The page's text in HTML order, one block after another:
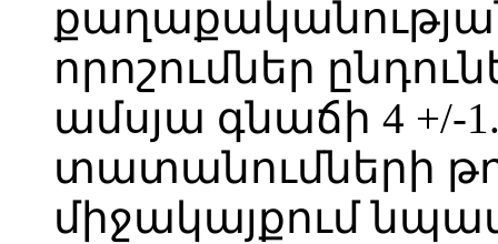
որոշումներ
ամսյա գնաճի 4 +/-
տատանումների
միջակայքում